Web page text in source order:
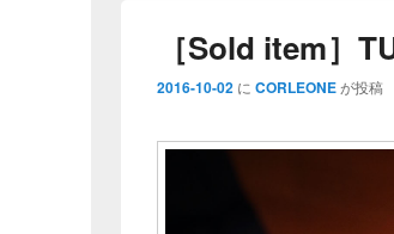
［Sold item］
2016-10-02 に CORLEONEが投稿